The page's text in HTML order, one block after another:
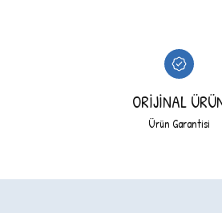
ORİJİNAL
Ürün Garantisi